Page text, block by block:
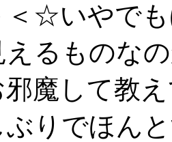
＜☆いやで
えるものな
邪魔して教
ぶりでほん